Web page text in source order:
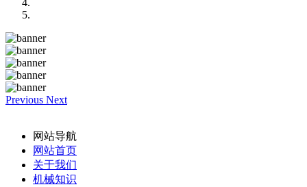
Previous Next
网站导航
网站首页
关于我们
机械知识